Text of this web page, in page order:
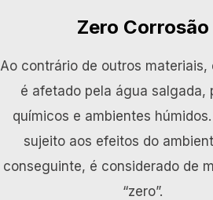
Zero Corrosão
Ao contrário de outros materiais,
é afetado pela água salgada,
químicos e ambientes
sujeito aos efeitos do
conseguinte, é considerado de
“zero”.